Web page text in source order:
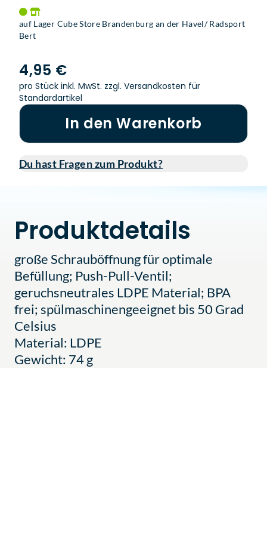
auf Lager Cube Store Brandenburg an der Havel/ Radsport
Bert
4,95 €
pro Stück inkl. MwSt. zzgl. Versandkosten für
Standardartikel
In den Warenkorb
Du hast Fragen zum Produkt?
Produktdetails
große Schrauböffnung für optimale
Befüllung; Push-Pull-Ventil;
geruchsneutrales LDPE Material; BPA
frei; spülmaschinengeeignet bis 50 Grad
Celsius
Material: LDPE
Gewicht: 74 g